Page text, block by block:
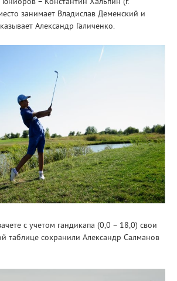
занимает Владислав Деменский и
Александр Галиченко.
с учетом гандикапа (0,0 – 18,0) свои
таблице сохранили Александр Салманов